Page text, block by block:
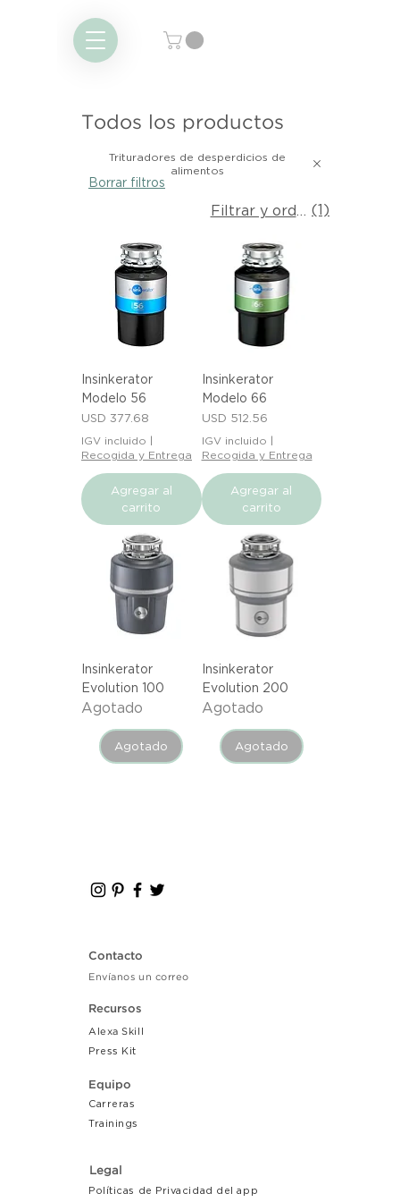
Todos los productos
Trituradores de desperdicios de
alimentos
Borrar filtros
Filtrar y ordenar
(1)
Insinkerator
Modelo 56
Precio
USD 377.68
IGV incluido |
Recogida y Entrega
Agregar al
carrito
Insinkerator
Modelo 66
Precio
USD 512.56
IGV incluido |
Recogida y Entrega
Agregar al
carrito
Insinkerator
Evolution 100
Agotado
Agotado
Insinkerator
Evolution 200
Agotado
Agotado
Contacto
Envíanos un correo
Recursos
Alexa Skill
Press Kit
Equipo
Carreras
Trainings
Legal
Políticas de Privacidad del app